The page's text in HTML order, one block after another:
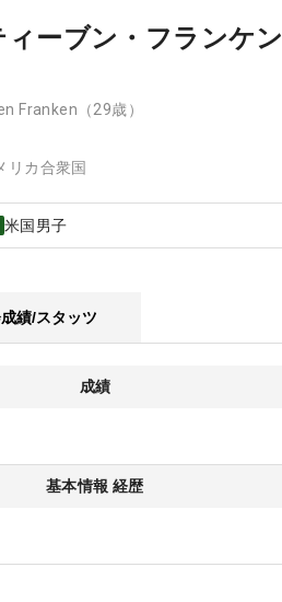
ィーブン・フランケン
Franken （29歳）
リカ合衆国
米国男子
績/スタッツ
成績
基本情報 経歴